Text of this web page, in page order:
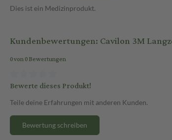
Dies ist ein Medizinprodukt.
Kundenbewertungen: Cavilon 3M
0 von 0 Bewertungen
Bewerte dieses Produkt!
Teile deine Erfahrungen mit anderen Kunden.
Bewertung schreiben